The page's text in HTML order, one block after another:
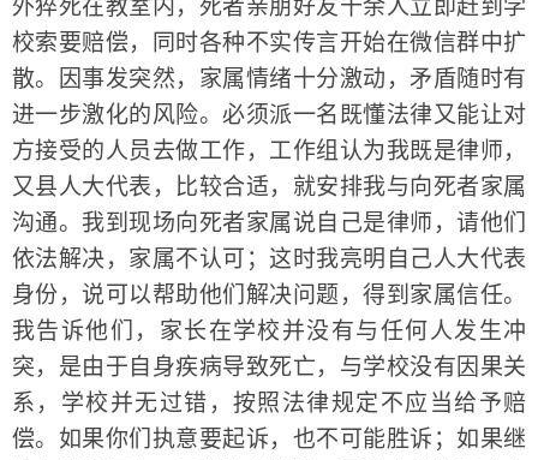
外猝死在教室内，死者亲朋好友十余人立即赶到学
校索要赔偿，同时各种不实传言开始在微信群中扩
散。因事发突然，家属情绪十分激动，矛盾随时有
进一步激化的风险。必须派一名既懂法律又能让对
方接受的人员去做工作，工作组认为我既是律师，
又县人大代表，比较合适，就安排我与向死者家属
沟通。我到现场向死者家属说自己是律师，请他们
依法解决，家属不认可；这时我亮明自己人大代表
身份，说可以帮助他们解决问题，得到家属信任。
我告诉他们，家长在学校并没有与任何人发生冲
突，是由于自身疾病导致死亡，与学校没有因果关
系，学校并无过错，按照法律规定不应当给予赔
偿。如果你们执意要起诉，也不可能胜诉；如果继